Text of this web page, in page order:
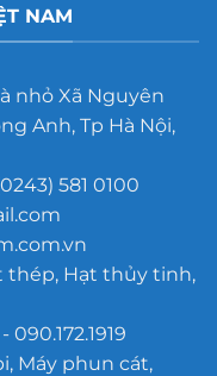
NAM
nhỏ Xã Nguyên
Anh, Tp Hà Nội,
581 0100
thép, Hạt thủy tinh,
090.172.1919
Máy phun cát,